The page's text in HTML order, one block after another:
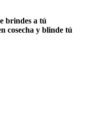
brindes a tú
cosecha y blinde tú